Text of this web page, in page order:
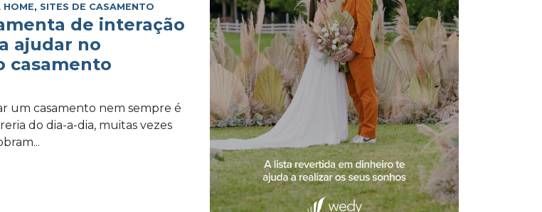
HOME, SITES DE CASAMENTO
de interação
ajudar no
casamento
um casamento nem sempre é
do dia-a-dia, muitas vezes